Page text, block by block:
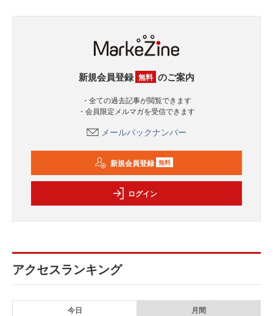
新規会員登録 無料 のご案内
・全ての過去記事が閲覧できます
・会員限定メルマガを受信できます
メールバックナンバー
新規会員登録 無料
ログイン
アクセスランキング
今日 月間